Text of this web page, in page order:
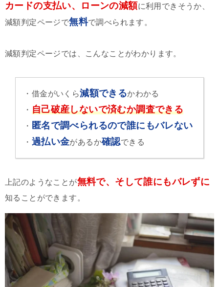
カードの支払い、ローンの減額に利用できそうか、
減額判定ページで無料で調べられます。
減額判定ページでは、こんなことがわかります。
・借金がいくら減額できるかわかる
・ 自己破産しないで済むか調査できる
・ 匿名で調べられるので誰にもバレない
・ 過払い金があるか確認できる
上記のようなことが無料で、そして誰にもバレずに
知ることができます。